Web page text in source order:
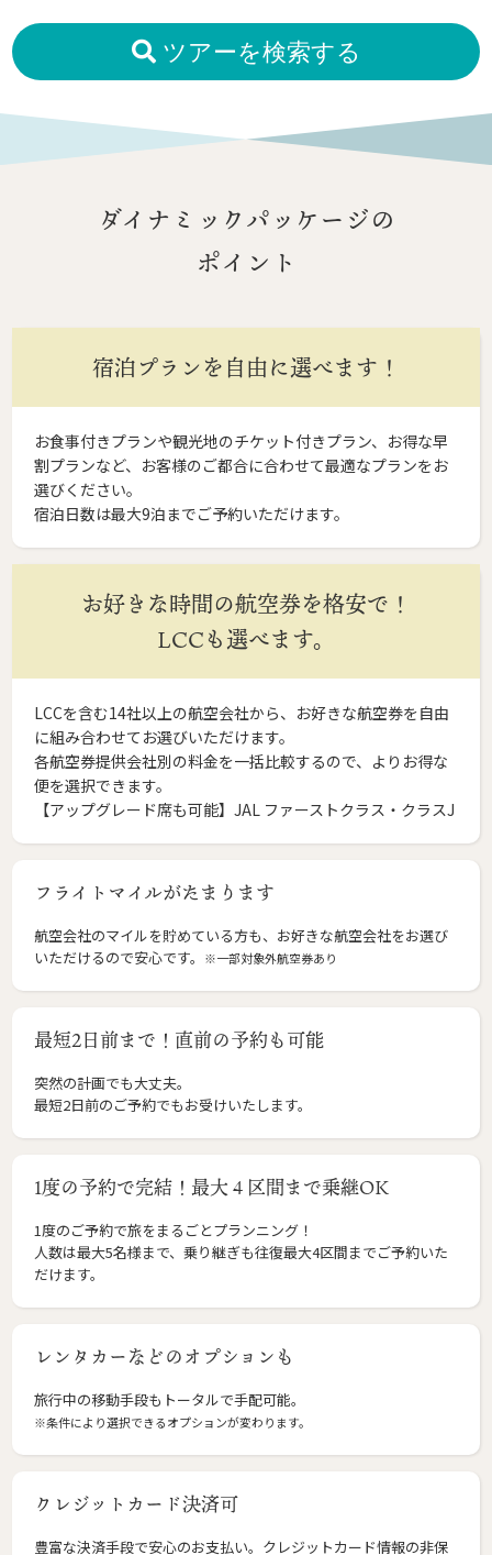
ツアーを検索する
ダイナミックパッケージの
ポイント
宿泊プランを自由に選べます！
お食事付きプランや観光地のチケット付きプラン、お得な早
割プランなど、お客様のご都合に合わせて最適なプランをお
選びください。
宿泊日数は最大9泊までご予約いただけます。
お好きな時間の航空券を格安で！
LCCも選べます。
LCCを含む14社以上の航空会社から、お好きな航空券を自由
に組み合わせてお選びいただけます。
各航空券提供会社別の料金を一括比較するので、よりお得な
便を選択できます。
【アップグレード席も可能】JAL ファーストクラス・クラスJ
フライトマイルがたまります
航空会社のマイルを貯めている方も、お好きな航空会社をお選び
いただけるので安心です。
※一部対象外航空券あり
最短2日前まで！直前の予約も可能
突然の計画でも大丈夫。
最短2日前のご予約でもお受けいたします。
1度の予約で完結！最大４区間まで乗継OK
1度のご予約で旅をまるごとプランニング！
人数は最大5名様まで、乗り継ぎも往復最大4区間までご予約いた
だけます。
レンタカーなどのオプションも
旅行中の移動手段もトータルで手配可能。
※条件により選択できるオプションが変わります。
クレジットカード決済可
豊富な決済手段で安心のお支払い。クレジットカード情報の非保